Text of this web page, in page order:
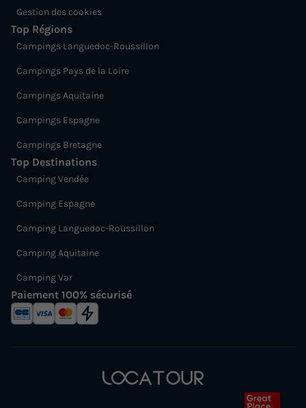
Gestion des cookies
Top Régions
Campings Languedoc-Roussillon
Campings Pays de la Loire
Campings Aquitaine
Campings Espagne
Campings Bretagne
Top Destinations
Camping Vendée
Camping Espagne
Camping Languedoc-Roussillon
Camping Aquitaine
Camping Var
Paiement 100% sécurisé